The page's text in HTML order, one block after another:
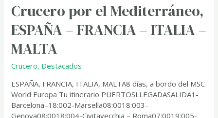
Crucero por el Mediterráneo,
ESPAÑA – FRANCIA – ITALIA –
MALTA
Crucero, Destacados
ESPAÑA, FRANCIA, ITALIA, MALTA8 días, a bordo del MSC
World Europa Tu itinerario PUERTOSLLEGADASALIDA1-
Barcelona–18:002-Marsella08:0018:003-
Genova08:0018:004-Civitavecchia – Roma07:0019:005-